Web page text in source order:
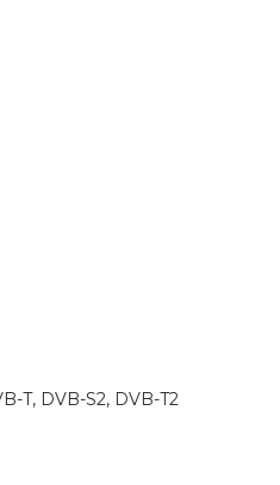
T, DVB-S2, DVB-T2